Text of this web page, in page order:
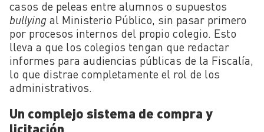
casos de peleas entre alumnos o supuestos
bullying al Ministerio Público, sin pasar primero
por procesos internos del propio colegio. Esto
lleva a que los colegios tengan que redactar
informes para audiencias públicas de la Fiscalía,
lo que distrae completamente el rol de los
administrativos.
Un complejo sistema de compra y
licitación